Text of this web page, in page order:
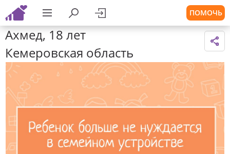
ПОМОЧЬ
Ахмед, 18 лет
Кемеровская область